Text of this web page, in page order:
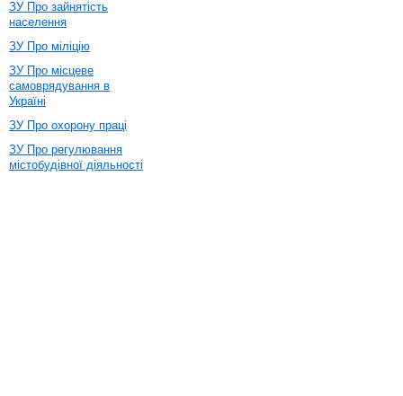
ЗУ Про зайнятість
населення
ЗУ Про міліцію
ЗУ Про місцеве
самоврядування в
Україні
ЗУ Про охорону праці
ЗУ Про регулювання
містобудівної діяльності